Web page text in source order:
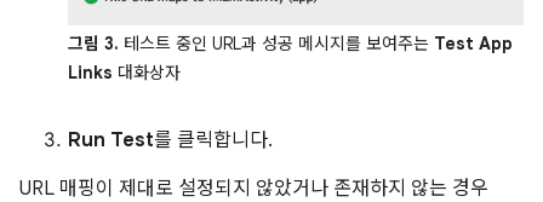
그림 3. 테스트 중인 URL과 성공 메시지를 보여주는 Test App
Links 대화상자
Run Test를 클릭합니다.
URL 매핑이 제대로 설정되지 않았거나 존재하지 않는 경우